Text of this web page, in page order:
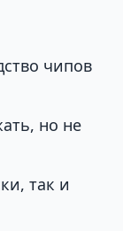
чипов
но не
так и